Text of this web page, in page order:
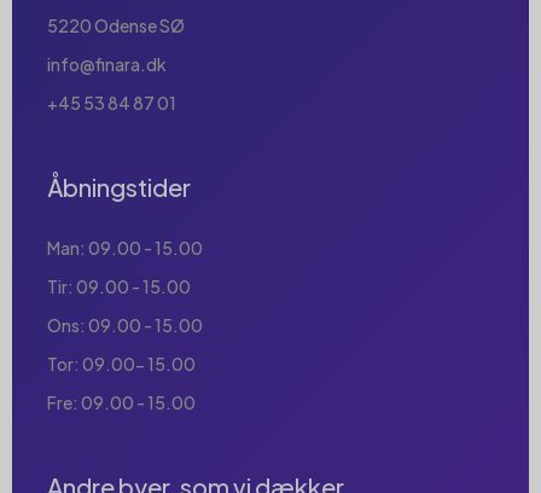
5220 Odense SØ
info@finara.dk
+45 53 84 87 01
Åbningstider
Man: 09.00 - 15.00
Tir: 09.00 - 15.00
Ons: 09.00 - 15.00
Tor: 09.00- 15.00
Fre: 09.00 - 15.00
Andre byer, som vi dækker